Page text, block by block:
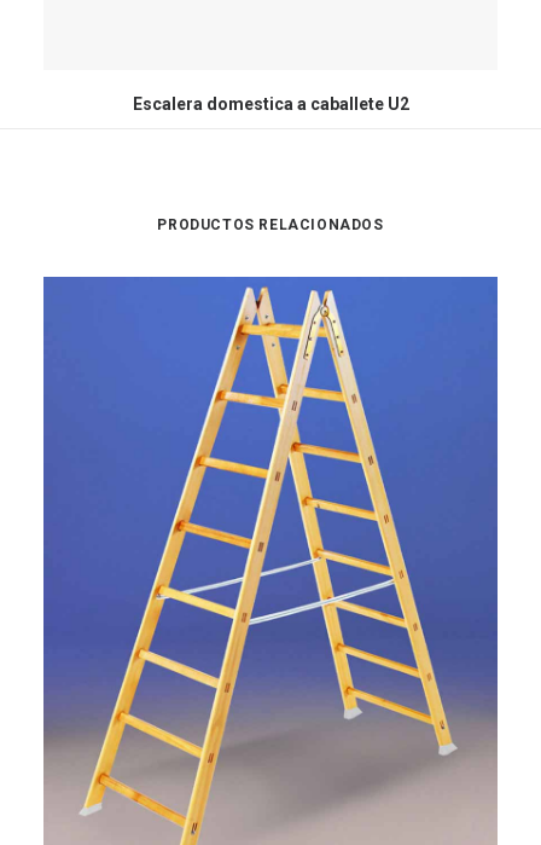
Escalera domestica a caballete U2
PRODUCTOS RELACIONADOS